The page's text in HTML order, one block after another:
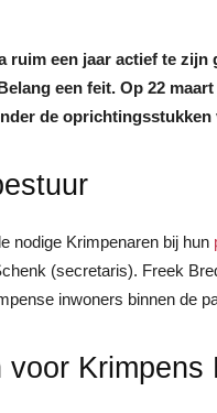
ruim een jaar actief te
een feit. Op 22
de
nodige Krimpenaren bij hun
(secretaris). Freek
inwoners binnen de
Krimpens